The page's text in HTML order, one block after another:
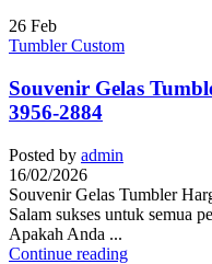
26 Feb
Tumbler Custom
Souvenir Gelas
3956-2884
Posted by admin
16/02/2026
Souvenir Gelas Tumbler
Salam sukses untuk semua
Apakah Anda ...
Continue reading